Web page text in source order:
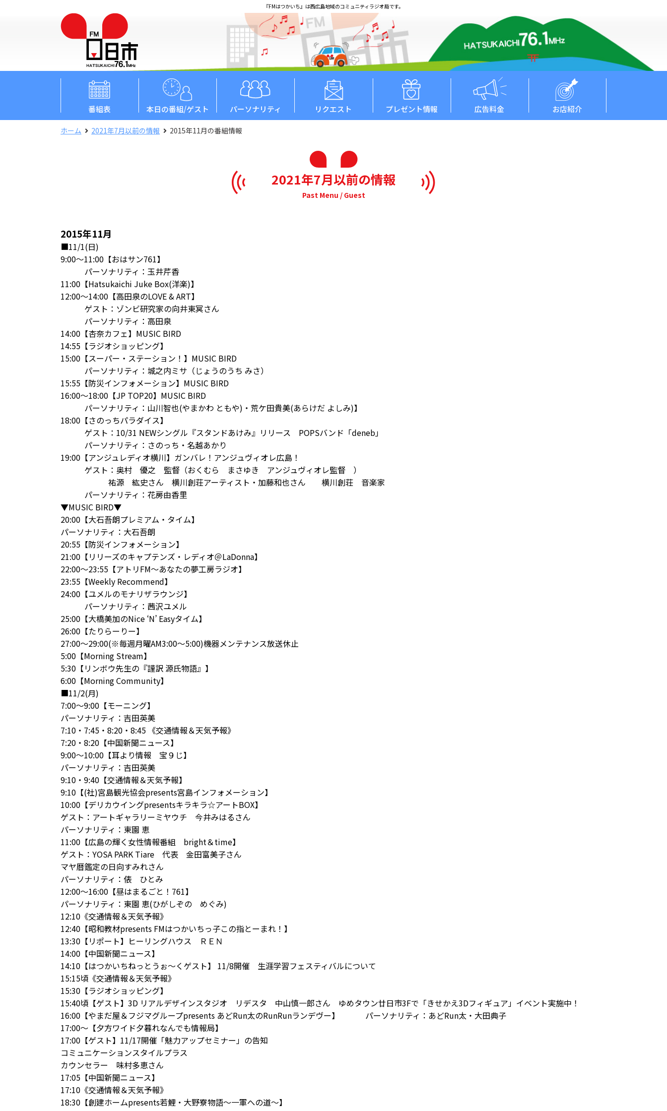
『FMはつかいち』は西広島地域のコミュニティラジオ局です。
番組表 本日の番組/ゲスト パーソナリティ リクエスト プレゼント情報 広告料金 お店紹介
ホーム 2021年7月以前の情報 2015年11月の番組情報
2021年7月以前の情報
Past Menu / Guest
2015年11月
■11/1(日)
9:00～11:00【おはサン761】
パーソナリティ：玉井芹香
11:00【Hatsukaichi Juke Box(洋楽)】
12:00～14:00【高田泉のLOVE & ART】
ゲスト：ゾンビ研究家の向井東冥さん
パーソナリティ：高田泉
14:00【杏奈カフェ】MUSIC BIRD
14:55【ラジオショッピング】
15:00【スーパー・ステーション！ 】MUSIC BIRD
パーソナリティ：城之内ミサ（じょうのうち みさ）
15:55【防災インフォメーション】MUSIC BIRD
16:00～18:00【JP TOP20】MUSIC BIRD
パーソナリティ：山川智也(やまかわ ともや)・荒ケ田貴美(あらけだ よしみ)】
18:00【さのっちパラダイス】
ゲスト： 10/31 NEWシングル『スタンドあけみ』リリース POPSバンド「deneb」
パーソナリティ：さのっち・名越あかり
19:00【アンジュレディオ横川】ガンバレ！ アンジュヴィオレ広島！
ゲスト：奥村 優之 監督（おくむら まさゆき アンジュヴィオレ監督 ）
祐源 紘史さん 横川創荘アーティスト・加藤和也さん 横川創荘 音楽家
パーソナリティ：花房由香里
▼MUSIC BIRD▼
20:00【大石吾朗プレミアム・タイム】
パーソナリティ：大石吾朗
20:55【防災インフォメーション】
21:00【リリーズのキャプテンズ・レディオ＠LaDonna】
22:00～23:55【アトリFM～あなたの夢工房ラジオ】
23:55【Weekly Recommend】
24:00【ユメルのモナリザラウンジ】
パーソナリティ：茜沢ユメル
25:00【大橋美加のNice ‘N’ Easyタイム】
26:00【たりらーりー】
27:00～29:00(※毎週月曜AM3:00～5:00)機器メンテナンス放送休止
5:00【Morning Stream】
5:30【リンボウ先生の『謹訳 源氏物語』】
6:00【Morning Community】
■11/2(月)
7:00～9:00【モーニング】
パーソナリティ：吉田英美
7:10・7:45・8:20・8:45 《交通情報＆天気予報》
7:20・8:20【中国新聞ニュース】
9:00～10:00【耳より情報 宝９じ】
パーソナリティ：吉田英美
9:10・9:40【交通情報＆天気予報】
9:10【(社)宮島観光協会presents宮島インフォメーション】
10:00【デリカウイングpresentsキラキラ☆アートBOX】
ゲスト： アートギャラリーミヤウチ 今井みはるさん
パーソナリティ：東園 恵
11:00【広島の輝く女性情報番組 bright＆time】
ゲスト：YOSA PARK Tiare 代表 金田富美子さん
マヤ暦鑑定の日向すみれさん
パーソナリティ：俵 ひとみ
12:00～16:00【昼はまるごと！761】
パーソナリティ：東園 恵(ひがしぞの めぐみ)
12:10《交通情報＆天気予報》
12:40【昭和教材presents FMはつかいちっ子この指とーまれ！】
13:30【リポート】ヒーリングハウス ＲＥＮ
14:00【中国新聞ニュース】
14:10【はつかいちねっとうぉ～くゲスト】 11/8開催 生涯学習フェスティバルについて
15:15頃《交通情報＆天気予報》
15:30【ラジオショッピング】
15:40頃【ゲスト】 3D リアルデザインスタジオ リデスタ 中山慎一郎さん ゆめタウン廿日市3Fで「きせかえ3Dフィギュア」イベント実施中！
16:00【やまだ屋＆フジマグループpresents あどRun太のRunRunランデヴー】 パーソナリティ：あどRun太・大田典子
17:00～【夕方ワイド夕暮れなんでも情報局】
17:00【ゲスト】11/17開催「魅力アップセミナー」の告知
コミュニケーションスタイルプラス
カウンセラー 味村多恵さん
17:05【中国新聞ニュース】
17:10《交通情報＆天気予報》
18:30【創建ホームpresents若鯉・大野寮物語～一軍への道～】